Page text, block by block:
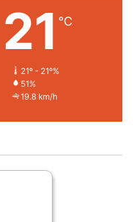
21 ℃
21º - 21º%
51%
19.8 km/h